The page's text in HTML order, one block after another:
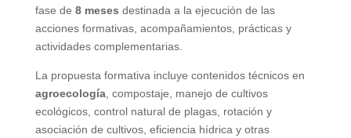
fase de 8 meses destinada a la ejecución de las
acciones formativas, acompañamientos, prácticas y
actividades complementarias.
La propuesta formativa incluye contenidos técnicos en
agroecología, compostaje, manejo de cultivos
ecológicos, control natural de plagas, rotación y
asociación de cultivos, eficiencia hídrica y otras